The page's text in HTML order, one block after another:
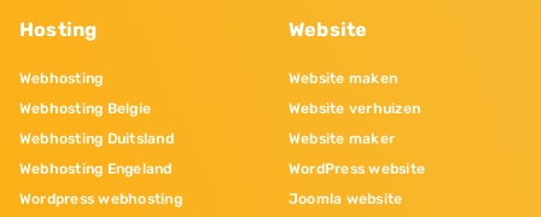
Hosting
Webhosting
Webhosting Belgie
Webhosting Duitsland
Webhosting Engeland
Wordpress webhosting
Website
Website maken
Website verhuizen
Website maker
WordPress website
Joomla website